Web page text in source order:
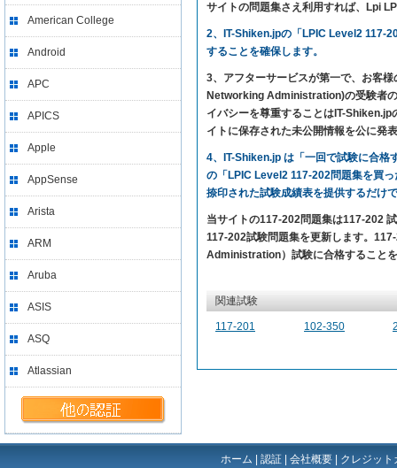
American College
Android
APC
APICS
Apple
AppSense
Arista
ARM
Aruba
ASIS
ASQ
Atlassian
サイトの問題集さえ利用すれば、Lpi
2、IT-Shiken.jpの「LPIC Level2 117-
することを確保します。
3、アフターサービスが第一で、お客
Networking Administration)の受験者
イバシーを尊重することはIT-
イトに保存された未公開情報を公に発
4、IT-Shiken.jp は「一回で試験に合格
の「LPIC Level2 117-202問題集を買
捺印された試験成績表を提供するだけ
当サイトの117-202問題集は117-202
117-202試験問題集を更新します。
Administration）試験に合格すること
関連試験
117-201 102-350
ホーム 認証 会社概要 クレジッ